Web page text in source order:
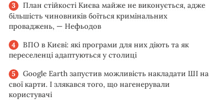
План стійкості Києва майже не виконується, адже
більшість чиновників боїться кримінальних
проваджень, — Нефьодов
ВПО в Києві: які програми для них діють та як
переселенці адаптуються у столиці
Google Earth запустив можливість накладати ШІ на
свої карти. І злякався того, що нагенерували
користувачі